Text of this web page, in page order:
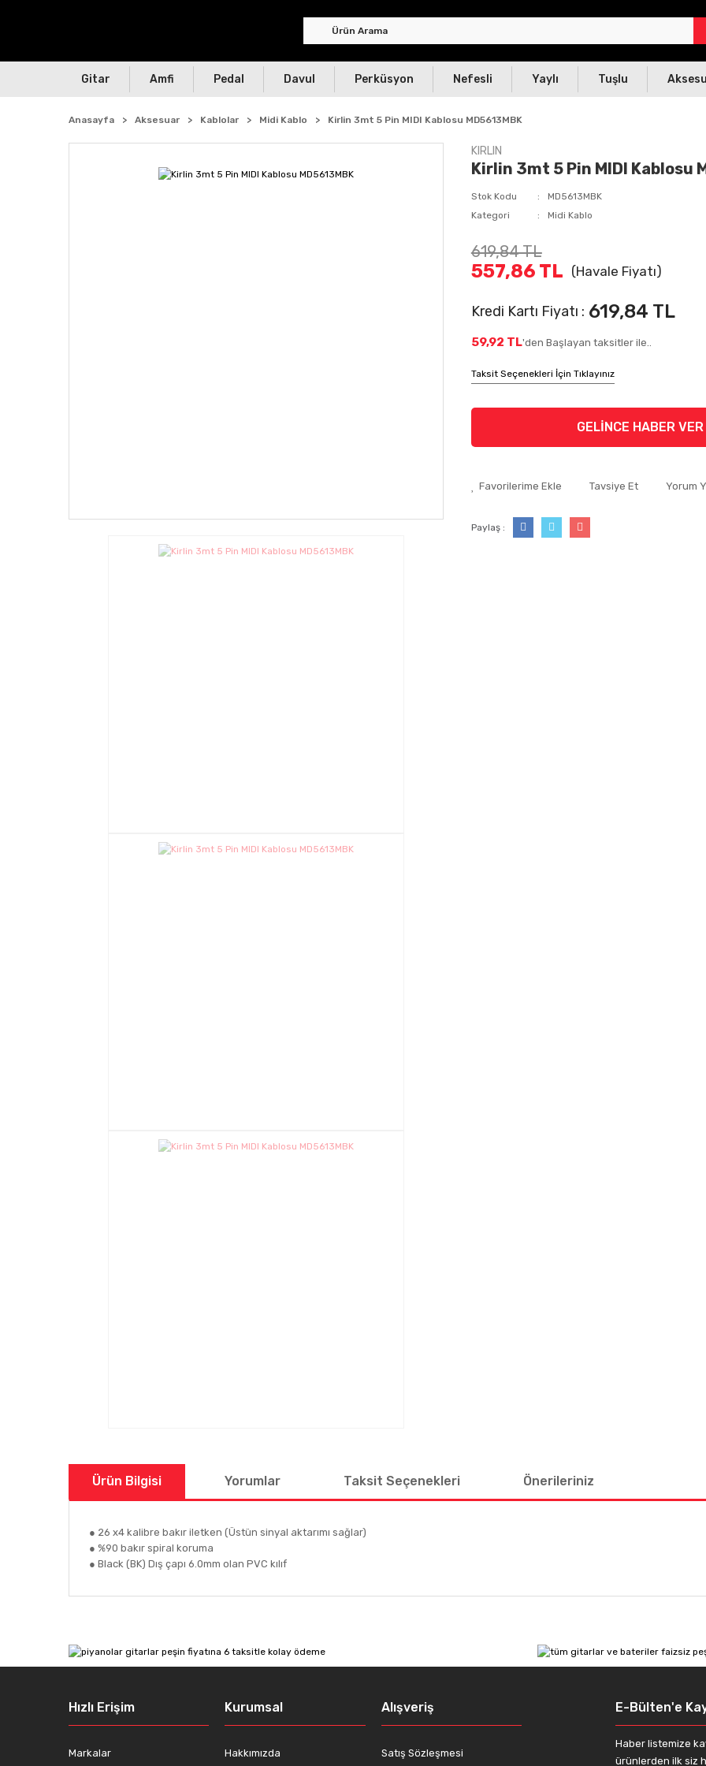
Gitar Amfi Pedal Davul Perküsyon Nefesli Yaylı Tuşlu
Anasayfa Aksesuar Kablolar Midi Kablo Kirlin 3mt 5 Pin MIDI Kablosu MD5613MBK
KIRLIN
Kirlin 3mt 5 Pin MIDI Kablosu
Stok Kodu
MD5613MBK
Kategori
Midi Kablo
619,84 TL
557,86 TL (Havale Fiyatı)
Kredi Kartı Fiyatı : 619,84 TL
59,92 TL'den Başlayan taksitler ile..
Taksit Seçenekleri İçin Tıklayınız
GELİNCE HABER VER
Tavsiye Et Yorum
Paylaş :
Ürün Bilgisi Yorumlar Taksit Seçenekleri Önerileriniz
● 26 x4 kalibre bakır iletken (Üstün sinyal aktarımı sağlar)
● %90 bakır spiral koruma
● Black (BK) Dış çapı 6.0mm olan PVC kılıf
Yorum Yaz
Görüş ve önerileriniz için teşekkür ederiz.
Ürün açıklamasında eksik bilgiler bulunuyor.
Ürün fiyatı diğer sitelerden daha pahalı.
Hızlı Erişim
Markalar
Kurumsal
Hakkımızda
Alışveriş
Satış Sözleşmesi
E-Bülten'e
Haber listemize
ürünlerden ilk siz